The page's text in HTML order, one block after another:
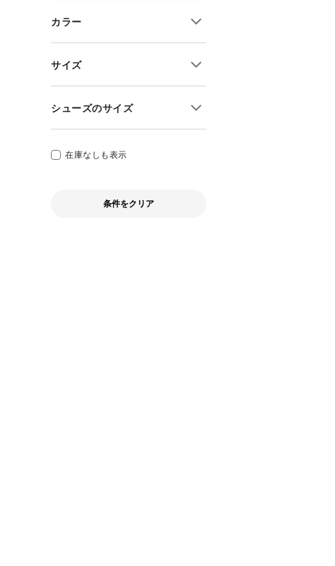
ポイント15倍
ポイント20倍
ピクニック
トレッキング・クライミング
バックカントリー・ウィンター
フィッシング
SUP・マリン
サウナ
トラベル
その他
交換送料片道無料
予約商品
当店限定アイテム
購入特典あり
カラー
サイズ
S
M
L
XL
シューズのサイズ
22cm
22.5cm
在庫なしも表示
条件をクリア